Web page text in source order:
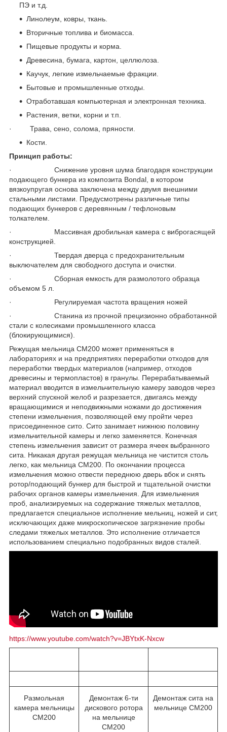
ПЭ и т.д.
Линолеум, ковры, ткань.
Вторичные топлива и биомасса.
Пищевые продукты и корма.
Древесина, бумага, картон, целлюлоза.
Каучук, легкие измельчаемые фракции.
Бытовые и промышленные отходы.
Отработавшая компьютерная и электронная техника.
Растения, ветки, корни и т.п.
· Трава, сено, солома, пряности.
Кости.
Принцип работы:
· Снижение уровня шума благодаря конструкции
подающего бункера из композита Bondal, в котором
вязкоупругая основа заключена между двумя внешними
стальными листами. Предусмотрены различные типы
подающих бункеров с деревянным / тефлоновым
толкателем.
· Массивная дробильная камера с виброгасящей
конструкцией.
· Твердая дверца с предохранительным
выключателем для свободного доступа и очистки.
· Сборная емкость для размолотого образца
объемом 5 л.
· Регулируемая частота вращения ножей
· Станина из прочной прецизионно обработанной
стали с колесиками промышленного класса
(блокирующимися).
Режущая мельница CM200 может применяться в
лабораториях и на предприятиях переработки отходов для
переработки твердых материалов (например, отходов
древесины и термопластов) в гранулы. Перерабатываемый
материал вводится в измельчительную камеру заводов через
верхний спускной желоб и разрезается, двигаясь между
вращающимися и неподвижными ножами до достижения
степени измельчения, позволяющей ему пройти через
присоединенное сито. Сито занимает нижнюю половину
измельчительной камеры и легко заменяется. Конечная
степень измельчения зависит от размера ячеек выбранного
сита. Никакая другая режущая мельница не чистится столь
легко, как мельница CM200. По окончании процесса
измельчения можно отвести переднюю дверь вбок и снять
ротор/подающий бункер для быстрой и тщательной очистки
рабочих органов камеры измельчения. Для измельчения
проб, анализируемых на содержание тяжелых металлов,
предлагается специальное исполнение мельниц, ножей и сит,
исключающих даже микроскопическое загрязнение пробы
следами тяжелых металлов. Это исполнение отличается
использованием специально подобранных видов сталей.
https://www.youtube.com/watch?v=JBYtxK-Nxcw
Размольная
камера мельницы
CM200
Демонтаж 6-ти
дискового ротора
на мельнице
CM200
Демонтаж сита на
мельнице CM200